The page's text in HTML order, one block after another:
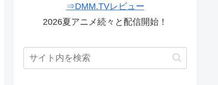
⇒DMM.TVレビュー
2026夏アニメ続々と配信開始！